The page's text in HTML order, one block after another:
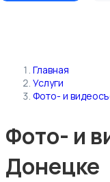
Главная
Услуги
Фото- и
Фото- и
Донецке